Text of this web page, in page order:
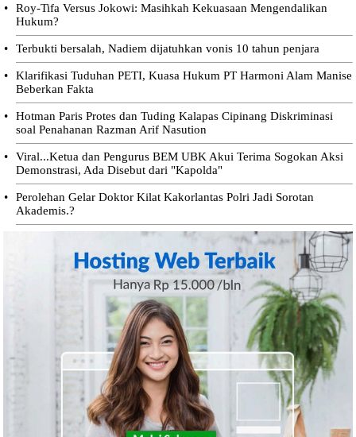
•
Roy-Tifa Versus Jokowi: Masihkah Kekuasaan Mengendalikan
Hukum?
• Terbukti bersalah, Nadiem dijatuhkan vonis 10 tahun penjara
•
Klarifikasi Tuduhan PETI, Kuasa Hukum PT Harmoni Alam Manise
Beberkan Fakta
•
Hotman Paris Protes dan Tuding Kalapas Cipinang Diskriminasi
soal Penahanan Razman Arif Nasution
•
Viral...Ketua dan Pengurus BEM UBK Akui Terima Sogokan Aksi
Demonstrasi, Ada Disebut dari "Kapolda"
•
Perolehan Gelar Doktor Kilat Kakorlantas Polri Jadi Sorotan
Akademis.?